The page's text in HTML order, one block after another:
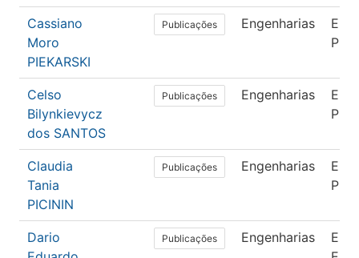
Cassiano
Moro
PIEKARSKI
Publicações Engenharias
Celso
Bilynkievycz
dos SANTOS
Publicações Engenharias
Claudia
Tania
PICININ
Publicações Engenharias
Dario
Publicações Engenharias